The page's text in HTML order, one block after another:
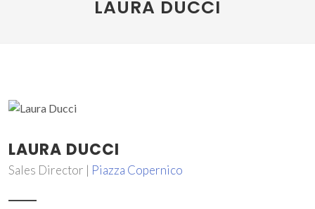
LAURA DUCCI
LAURA DUCCI
Sales Director | Piazza Copernico